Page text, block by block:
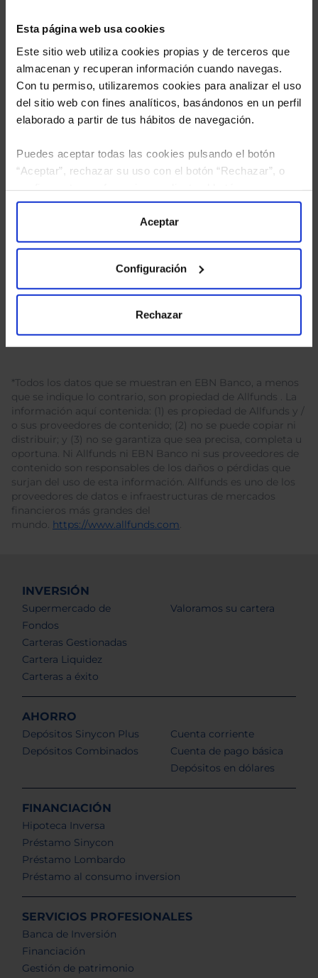
Esta página web usa cookies
Este sitio web utiliza cookies propias y de terceros que
almacenan y recuperan información cuando navegas.
Con tu permiso, utilizaremos cookies para analizar el uso
del sitio web con fines analíticos, basándonos en un perfil
elaborado a partir de tus hábitos de navegación.
Puedes aceptar todas las cookies pulsando el botón
“Aceptar”, rechazar su uso con el botón “Rechazar”, o
“Configuración”. Consulta nuestraPolítica
para más información.
Aceptar
Configuración
Rechazar
tratamiento de mis datos personales.
*Todos los datos que se muestran en EBN Banco, a menos
que se indique lo contrario, son propiedad de Allfunds . La
información aquí contenida: (1) es propiedad de Allfunds y /
o sus proveedores de contenido; (2) no se puede copiar ni
distribuir; y (3) no se garantiza que sea precisa, completa u
oportuna. Ni Allfunds ni EBN Banco ni sus proveedores de
contenido son responsables de los daños o pérdidas que
surjan del uso de esta información. Allfunds es uno de los
proveedores de datos e infraestructuras de mercados
financieros más grandes del
mundo. https://www.allfunds.com.
INVERSIÓN
Supermercado de
Fondos
Carteras Gestionadas
Cartera Liquidez
Carteras a éxito
Valoramos su cartera
AHORRO
Depósitos Sinycon Plus
Depósitos Combinados
Cuenta corriente
Cuenta de pago básica
Depósitos en dólares
FINANCIACIÓN
Hipoteca Inversa
Préstamo Sinycon
Préstamo Lombardo
Préstamo al consumo inversion
SERVICIOS PROFESIONALES
Banca de Inversión
Financiación
Gestión de patrimonio